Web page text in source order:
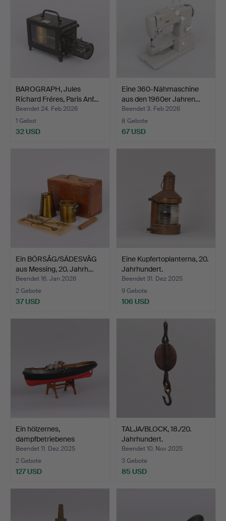
BAROGRAPH, Jules
Richard Fréres, Paris Anf…
Beendet 24. Feb 2026
1 Gebot
32 USD
Eine 360-Nähmaschine
aus den 1960er Jahren…
Beendet 3. Feb 2026
8 Gebote
67 USD
Ein BÖRSÅG/SÄDESVÅG
aus Messing, 20. Jahrh…
Beendet 16. Jan 2026
2 Gebote
37 USD
Eine Kupfertoplanterna, 20.
Jahrhundert.
Beendet 31. Dez 2025
9 Gebote
106 USD
Ein hölzernes,
dampfbetriebenes
Bootsmodel…
Beendet 11. Dez 2025
2 Gebote
127 USD
TALJA/BLOCK, 18./20.
Jahrhundert.
Beendet 10. Nov 2025
3 Gebote
85 USD